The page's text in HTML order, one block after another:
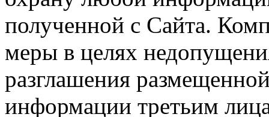
полученной с Сайта.
меры в целях
разглашения
информации третьим